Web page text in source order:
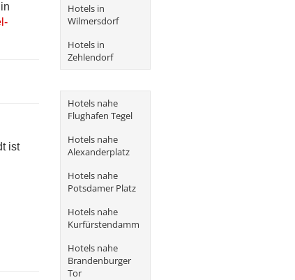
ist
Hotels in
Wilmersdorf
Hotels in
Zehlendorf
Hotels nahe
Flughafen Tegel
Hotels nahe
Alexanderplatz
Hotels nahe
Potsdamer Platz
Hotels nahe
Kurfürstendamm
Hotels nahe
Brandenburger
Tor